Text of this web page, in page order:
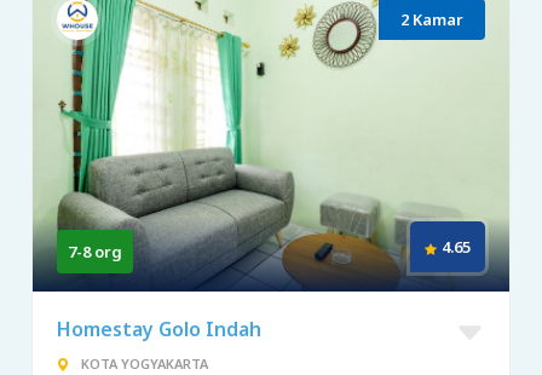
2 Kamar
7-8 org 4.65
Homestay Golo Indah
KOTA YOGYAKARTA